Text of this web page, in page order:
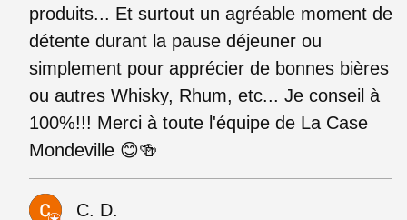
produits... Et surtout un agréable moment de
détente durant la pause déjeuner ou
simplement pour apprécier de bonnes bières
ou autres Whisky, Rhum, etc... Je conseil à
100%!!! Merci à toute l'équipe de La Case
Mondeville 😊🍻
C. D.